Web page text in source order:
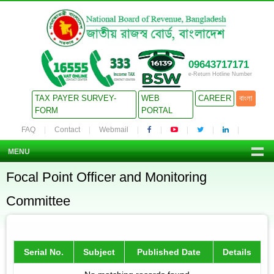
09643717171
e-Return Hotline Number
TAX PAYER SURVEY-
FORM
WEB
PORTAL
CAREER বাংলা
FAQ Contact Webmail
MENU
Focal Point Officer and Monitoring
Committee
Serial No. Subject Published Date Details